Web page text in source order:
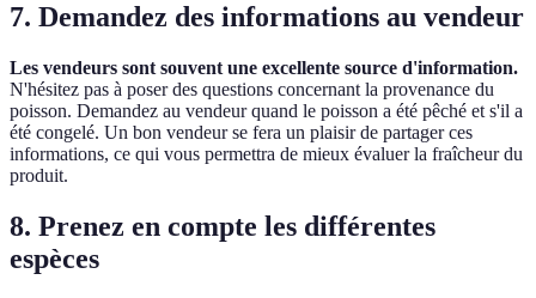
7. Demandez des informations au vendeur
Les vendeurs sont souvent une excellente source d'information.
N'hésitez pas à poser des questions concernant la provenance du
poisson. Demandez au vendeur quand le poisson a été pêché et s'il a
été congelé. Un bon vendeur se fera un plaisir de partager ces
informations, ce qui vous permettra de mieux évaluer la fraîcheur du
produit.
8. Prenez en compte les différentes
espèces